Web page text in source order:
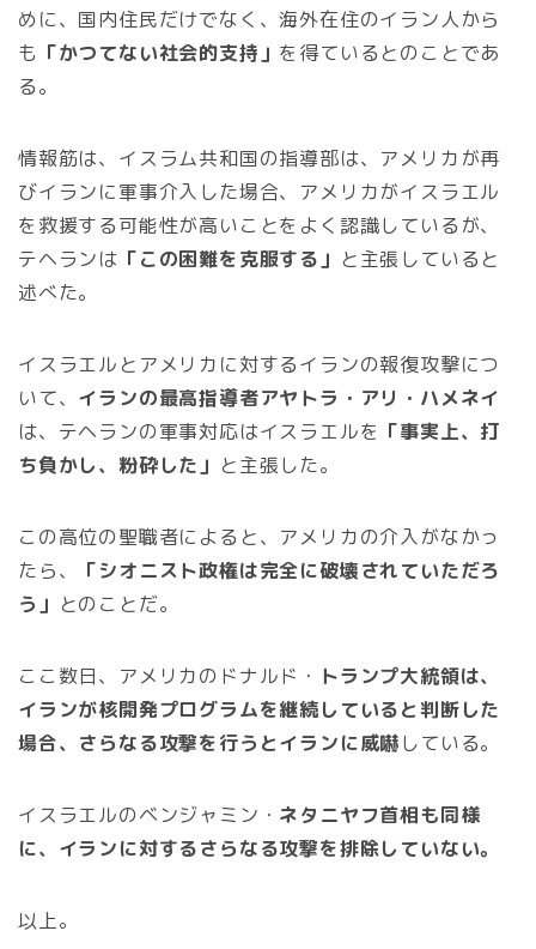
めに、国内住民だけでなく、海外在住のイラン人から
も 「かつてない社会的支持」 を得ているとのことであ
る。
情報筋は、イスラム共和国の指導部は、アメリカが再
びイランに軍事介入した場合、アメリカがイスラエル
を救援する可能性が高いことをよく認識しているが、
テヘランは 「この困難を克服する」 と主張していると
述べた。
イスラエルとアメリカに対するイランの報復攻撃につ
いて、 イランの最高指導者アヤトラ・アリ・ハメネイ
は、テヘランの軍事対応はイスラエルを 「事実上、打
ち負かし、粉砕した」 と主張した。
この高位の聖職者によると、アメリカの介入がなかっ
たら、
「シオニスト政権は完全に破壊されていただろ
う」 とのことだ。
ここ数日、アメリカのドナルド・ トランプ大統領は、
イランが核開発プログラムを継続していると判断した
場合、さらなる攻撃を行うとイランに威嚇している。
イスラエルのベンジャミン・ ネタニヤフ首相も同様
に、イランに対するさらなる攻撃を排除していない。
以上。